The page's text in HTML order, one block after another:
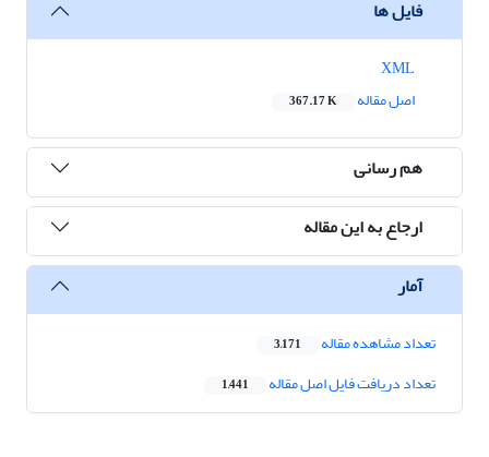
فایل ها
اصل مقاله
367.17 K
هم رسانی
ارجاع به این مقاله
آمار
تعداد مشاهده مقاله 3,171
تعداد دریافت فایل اصل مقاله 1,441